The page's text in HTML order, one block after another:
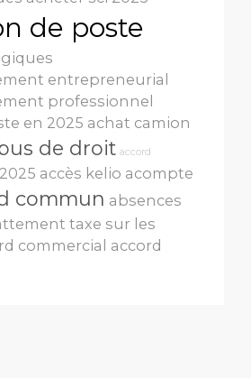
de poste
entrepreneurial
professionnel
en 2025 achat camion
de droit accord
accès kelio acompte
commun absences
taxe sur les
commercial accord